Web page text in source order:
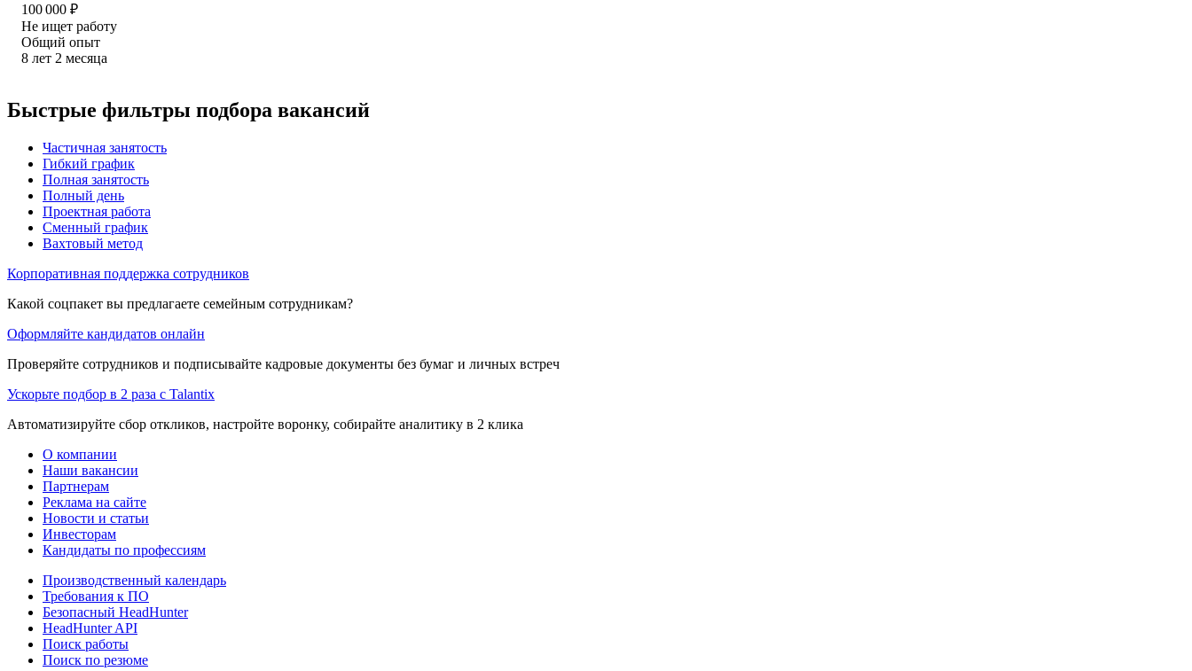
100 000 ₽
Не ищет работу
Общий опыт
8 лет 2 месяца
Быстрые фильтры подбора вакансий
Частичная занятость
Гибкий график
Полная занятость
Полный день
Проектная работа
Сменный график
Вахтовый метод
Корпоративная поддержка сотрудников
Какой соцпакет вы предлагаете семейным сотрудникам?
Оформляйте кандидатов онлайн
Проверяйте сотрудников и подписывайте кадровые документы без бумаг и личных встреч
Ускорьте подбор в 2 раза с Talantix
Автоматизируйте сбор откликов, настройте воронку, собирайте аналитику в 2 клика
О компании
Наши вакансии
Партнерам
Реклама на сайте
Новости и статьи
Инвесторам
Кандидаты по профессиям
Производственный календарь
Требования к ПО
Безопасный HeadHunter
HeadHunter API
Поиск работы
Поиск по резюме